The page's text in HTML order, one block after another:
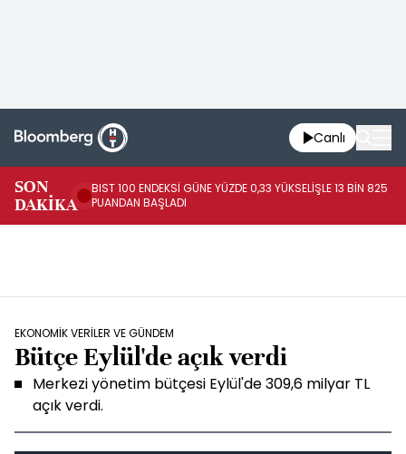
Canlı
SON
DAKİKA
BIST 100 ENDEKSİ GÜNE YÜZDE 0,33 YÜKSELİŞLE 13 BİN 825
PUANDAN BAŞLADI
EKONOMİK VERİLER VE GÜNDEM
Bütçe Eylül'de açık verdi
Merkezi yönetim bütçesi Eylül'de 309,6 milyar TL
açık verdi.